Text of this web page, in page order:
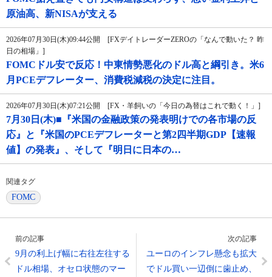
原油高、新NISAが支える
2026年07月30日(木)09:44公開 [FXデイトレーダーZEROの「なんで動いた？ 昨
日の相場」]
FOMCドル安で反応！中東情勢悪化のドル高と綱引き。米6
月PCEデフレーター、消費税減税の決定に注目。
2026年07月30日(木)07:21公開 [FX・羊飼いの「今日の為替はこれで動く！」]
7月30日(木)■『米国の金融政策の発表明けでの各市場の反
応』と『米国のPCEデフレーターと第2四半期GDP【速報
値】の発表』、そして『明日に日本の…
関連タグ
FOMC
前の記事
9月の利上げ幅に右往左往する
ドル相場、オセロ状態のマー
次の記事
ユーロのインフレ懸念も拡大
でドル買い一辺倒に歯止め、